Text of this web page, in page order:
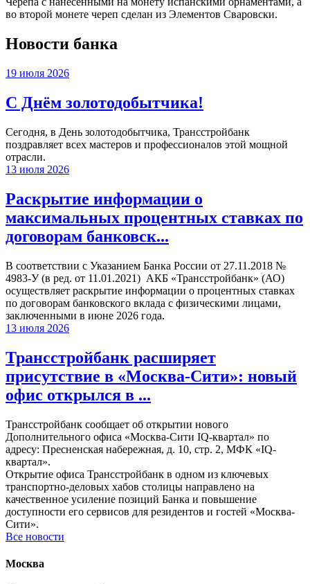
во второй монете череп сделан из Элементов Сваровски.
Новости банка
19 июля 2026
С Днём золотодобытчика!
Сегодня, в День золотодобытчика, Трансстройбанк
поздравляет всех мастеров и профессионалов этой мощной
отрасли.
13 июля 2026
Раскрытие информации о
максимальных процентных ставках по
договорам банковск...
В соответствии с Указанием Банка России от 27.11.2018 №
4983-У (в ред. от 11.01.2021) АКБ «Трансстройбанк» (АО)
осуществляет раскрытие информации о процентных ставках
по договорам банковского вклада с физическими лицами,
заключенными в июне 2026 года.
13 июля 2026
Трансстройбанк расширяет
присутствие в «Москва-Сити»: новый
офис открылся в ...
Трансстройбанк сообщает об открытии нового
Дополнительного офиса «Москва-Сити IQ-квартал» по
адресу: Пресненская набережная, д. 10, стр. 2, МФК «IQ-
квартал».
Открытие офиса Трансстройбанк в одном из ключевых
транспортно-деловых хабов столицы направлено на
качественное усиление позиций Банка и повышение
доступности его сервисов для резидентов и гостей «Москва-
Сити».
Все новости
Москва